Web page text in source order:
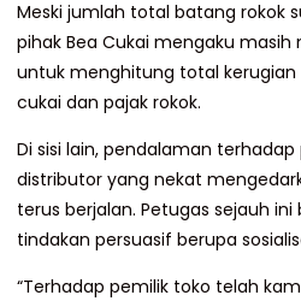
Meski jumlah total batang rokok
pihak Bea Cukai mengaku
untuk menghitung total
cukai dan pajak rokok.
Di sisi lain, pendalaman
distributor yang nekat
terus berjalan. Petugas sejauh
tindakan persuasif berupa
“Terhadap pemilik toko telah